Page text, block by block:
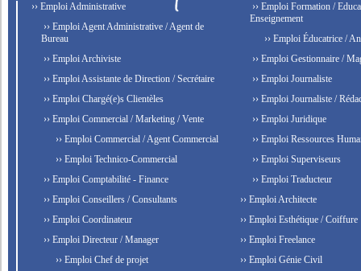
›› Emploi Administrative
›› Emploi Agent Administrative / Agent de
Bureau
›› Emploi Archiviste
›› Emploi Assistante de Direction / Secrétaire
›› Emploi Chargé(e)s Clientèles
›› Emploi Commercial / Marketing / Vente
›› Emploi Commercial / Agent Commercial
›› Emploi Technico-Commercial
›› Emploi Comptabilité - Finance
›› Emploi Conseillers / Consultants
›› Emploi Coordinateur
›› Emploi Directeur / Manager
›› Emploi Chef de projet
›› Emploi Formation /
Enseignement
›› Emploi Éducatrice /
›› Emploi Gestionnaire /
›› Emploi Journaliste
›› Emploi Journaliste /
›› Emploi Juridique
›› Emploi Ressources
›› Emploi Superviseurs
›› Emploi Traducteur
›› Emploi Architecte
›› Emploi Esthétique / Coiffure
›› Emploi Freelance
›› Emploi Génie Civil